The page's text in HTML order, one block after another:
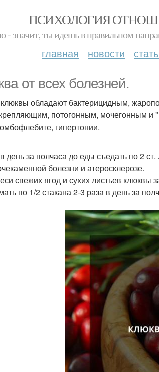
ПСИХОЛОГИЯ
- значит, ты идешь в правильном
главная новости
от всех болезней.
обладают бактерицидным,
потогонным, мочегонным и
гипертонии.
день за полчаса до еды съедать по 2
болезни и атеросклерозе.
свежих ягод и сухих листьев клюквы
по 1/2 стакана 2-3 раза в день за